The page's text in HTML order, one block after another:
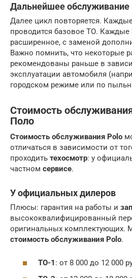
Дальнейшее обслуживание
Далее цикл повторяется.
проводится базовое ТО. Каждые
расширенное, с заменой
Важно помнить, что некоторые
рекомендованы раньше в
эксплуатации автомобиля
городском режиме или по
Стоимость
Поло
Стоимость обслуживания Polo
отличаться в зависимости от
проходить техосмотр: у
частном сервисе.
У официальных дилеров
Плюсы: гарантия на работы и
высококвалифицированный
оригинальных комплектующих.
стоимость обслуживания Polo.
ТО-1 : от 8 000 до 12 000